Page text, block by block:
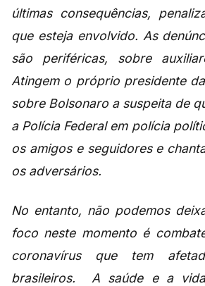
últimas consequências,
que esteja envolvido. As
são periféricas, sobre
Atingem o próprio presidente
sobre Bolsonaro a suspeita de
a Polícia Federal em polícia
os amigos e seguidores e
os adversários.
No entanto, não podemos
foco neste momento é
coronavírus que tem
brasileiros. A saúde e a